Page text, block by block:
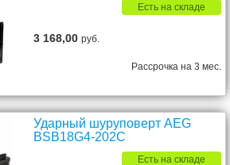
Есть на складе
3 168,00руб.
Рассрочка на 3 мес.
Ударный шуруповерт AEG
BSB18G4-202C
Есть на складе